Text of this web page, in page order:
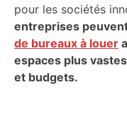
pour les sociétés
entreprises
de bureaux à louer
espaces plus
et budgets.